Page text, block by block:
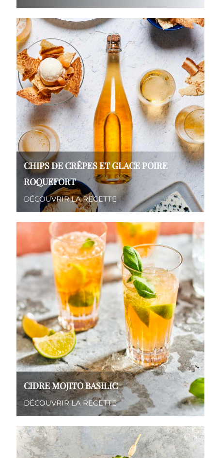
CHIPS DE CRÊPES ET GLACE POIRE
ROQUEFORT
DÉCOUVRIR LA RECETTE
CIDRE MOJITO BASILIC
DÉCOUVRIR LA RECETTE